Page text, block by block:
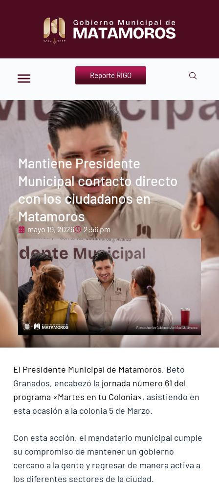
Reporte RIGO
Mantiene Presidente
Municipal contacto directo
con los ciudadanos en
Matamoros
mayo 19, 2026 2:56 pm
El Presidente Municipal de Matamoros, Beto
Granados, encabezó la jornada número 61 del
programa «Martes en tu Colonia», asistiendo en
esta ocasión a la colonia 5 de Marzo.
Con esta acción, el mandatario municipal cumple
su compromiso de mantener un gobierno
cercano a la gente y regresar de manera activa a
los diferentes sectores de la ciudad.